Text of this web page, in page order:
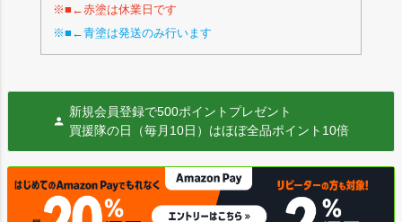
※■←赤塗は休業日です
※■←青塗は発送のみ行います
新規会員登録で500ポイントプレゼント
買援隊の日（毎月10日）はほぼ全品ポイント10倍